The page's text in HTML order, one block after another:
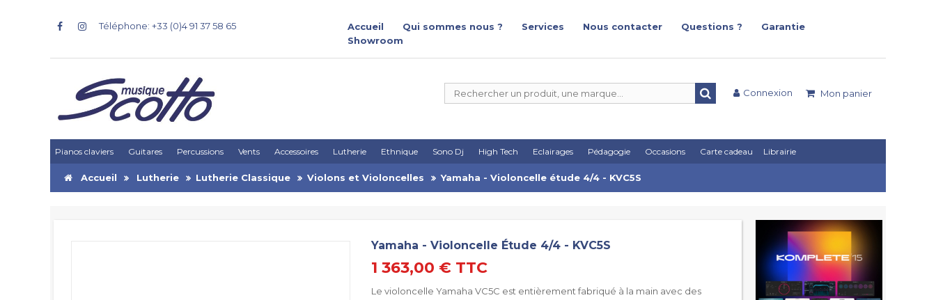
Téléphone: +33 (0)4 91 37 58 65 Accueil Qui sommes nous ? Services Nous contacter Questions ?
Garantie
Showroom
Mon panier
Connexion
Pianos claviers Guitares Percussions Vents Accessoires Lutherie Ethnique Sono Dj High Tech Eclairages Pédagogie Occasions Carte cadeau Librairie
Accueil Lutherie Lutherie Classique Violons et Violoncelles Yamaha - Violoncelle étude 4/4 - KVC5S
Yamaha - Violoncelle Étude 4/4 - KVC5S
1 363,00 € TTC
Le violoncelle Yamaha VC5C est entièrement fabriqué à la main avec des